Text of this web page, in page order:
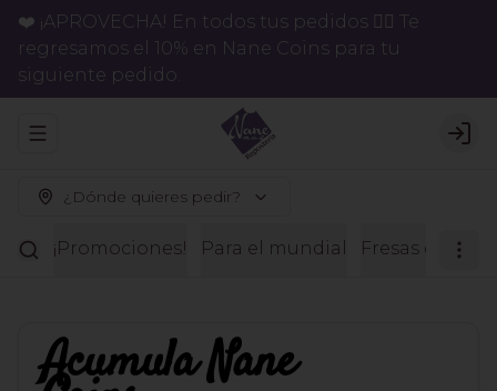
❤️ ¡APROVECHA! En todos tus pedidos 👉🏻 Te
regresamos el 10% en Nane Coins para tu
siguiente pedido.
Abrir menu de navegación
¿Dónde quieres pedir?
¡Promociones! Para el mundial Fresas con
AcumulaNane